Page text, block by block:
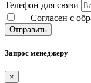
Телефон для связи
Согласен с
Отправить
Запрос менеджеру
×